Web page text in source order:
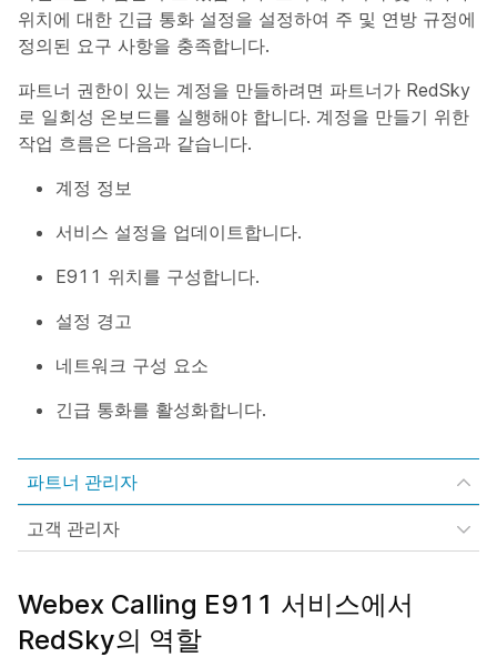
위치에 대한 긴급 통화 설정을 설정하여 주 및 연방 규정에
정의된 요구 사항을 충족합니다.
파트너 권한이 있는 계정을 만들하려면 파트너가 RedSky
로 일회성 온보드를 실행해야 합니다. 계정을 만들기 위한
작업 흐름은 다음과 같습니다.
계정 정보
서비스 설정을 업데이트합니다.
E911 위치를 구성합니다.
설정 경고
네트워크 구성 요소
긴급 통화를 활성화합니다.
파트너 관리자
고객 관리자
Webex Calling E911 서비스에서
RedSky의 역할